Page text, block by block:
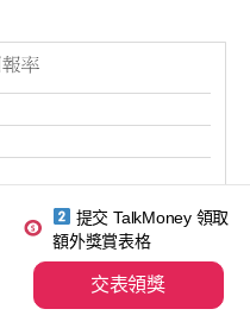
提交 TalkMoney 領取
額外獎賞表格
交表領獎